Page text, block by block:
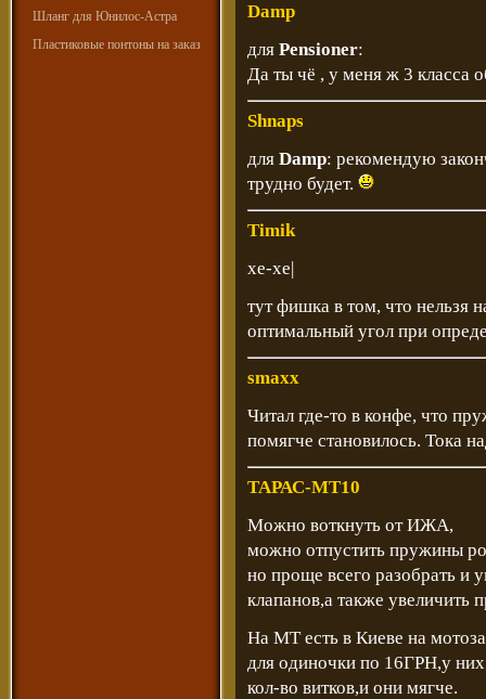
Шланг для Юнилос-Астра
Пластиковые понтоны на заказ
Damp
для Pensioner:
Да ты чё , у меня ж 3 класса
Shnaps
для Damp: рекомендую
трудно будет.
Timik
хе-хе|
тут фишка в том, что нельзя
оптимальный угол при
smaxx
Читал где-то в конфе, что
помягче становилось. Тока
ТАРАС-МТ10
Можно воткнуть от ИЖА,
можно отпустить пружины
но проще всего разобрать и
клапанов,а также увеличить
На МТ есть в Киеве на
для одиночки по 16ГРН,у
кол-во витков,и они мягче.